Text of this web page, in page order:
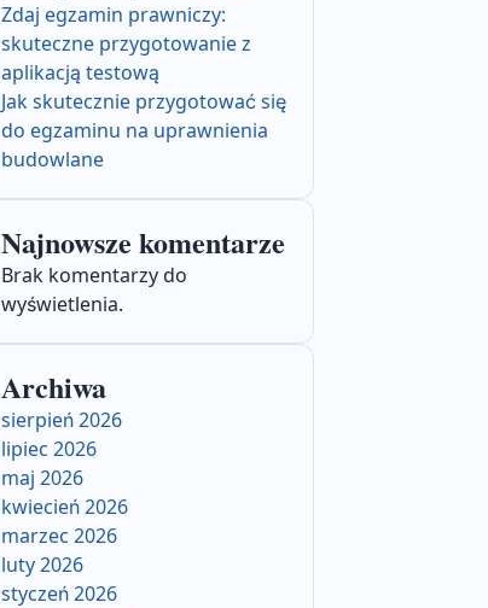
Zdaj egzamin prawniczy:
skuteczne przygotowanie z
aplikacją testową
Jak skutecznie przygotować się
do egzaminu na uprawnienia
budowlane
Najnowsze komentarze
Brak komentarzy do
wyświetlenia.
Archiwa
sierpień 2026
lipiec 2026
maj 2026
kwiecień 2026
marzec 2026
luty 2026
styczeń 2026